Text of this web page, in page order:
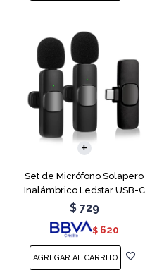
Set de Micrófono Solapero
Inalámbrico Ledstar USB-C
$ 729
$ 620